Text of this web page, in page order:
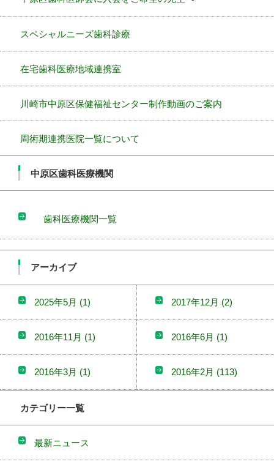
スペシャルニーズ歯科診療
在宅歯科医療地域連携室
川崎市中原区保健福祉センター制作動画のご案内
周術期連携医院一覧について
中原区歯科医療機関
歯科医療機関一覧
アーカイブ
2025年5月 (1) 2017年12月 (2)
2016年11月 (1) 2016年6月 (1)
2016年3月 (1) 2016年2月 (113)
カテゴリー一覧
最新ニュース